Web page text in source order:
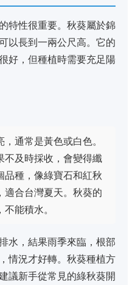
特性很重要。秋葵屬於錦
以長到一兩公尺高。它的
好，但種植時需要充足陽
通常是黃色或白色。
不及時採收，會變得纖
品種，像綠寶石和紅秋
適合台灣夏天。秋葵的
能積水。
水，結果雨季來臨，根部
情況才好轉。秋葵種植方
議新手從常見的綠秋葵開